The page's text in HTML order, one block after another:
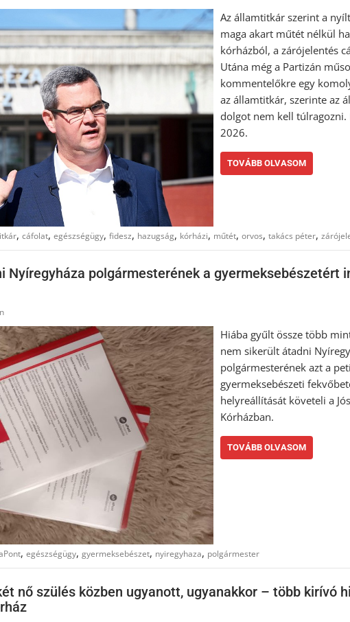
Az államtitkár szerint a
maga akart műtét nélkül
kórházból, a zárójelentés
Utána még a Partizán
kommentelőkre egy
az államtitkár, szerinte az
dolgot nem kell túlragozni.
2026.
TOVÁBB OLVASOM
, cáfolat, egészségügy, fidesz, hazugság, kórházi, műtét, orvos, takács péter,
Nyíregyháza polgármesterének a gyermeksebészetért
Hiába gyűlt össze több
nem sikerült átadni
polgármesterének azt a
gyermeksebészeti
helyreállítását követeli a
Kórházban.
TOVÁBB OLVASOM
, egészségügy, gyermeksebészet, nyiregyhaza, polgármester
nő szülés közben ugyanott, ugyanakkor – több kirívó